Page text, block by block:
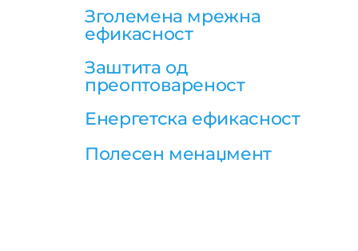
Зголемена мрежна
ефикасност
Заштита од
преоптовареност
Енергетска ефикасност
Полесен менаџмент